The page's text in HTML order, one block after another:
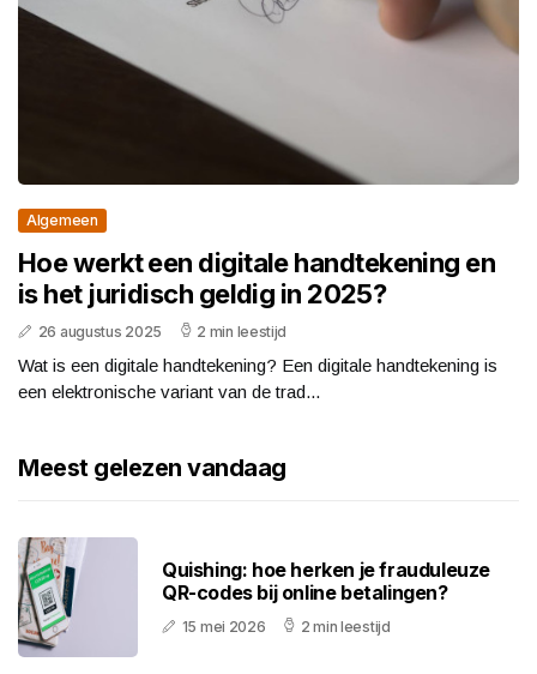
Algemeen
Hoe werkt een digitale handtekening en
is het juridisch geldig in 2025?
26 augustus 2025 2 min leestijd
Wat is een digitale handtekening? Een digitale handtekening is
een elektronische variant van de trad...
Meest gelezen vandaag
Quishing: hoe herken je frauduleuze
QR-codes bij online betalingen?
15 mei 2026 2 min leestijd